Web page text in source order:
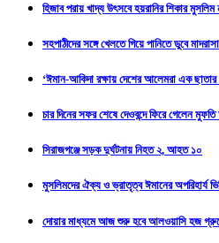
হিজাব পরায় খাদ্য উৎসবে হয়রানির শিকার মুসলিম
সহপাঠীদের সঙ্গে খেলতে গিয়ে পানিতে ডুবে
‘ঈমান-আকিদা রক্ষায় দেশের আলেমরা এক
চার দিনের সফর শেষে দেওবন্দে ফিরে গেলেন
সিরাজগঞ্জে সড়ক দুর্ঘটনায় নিহত ২, আহত‌ ১০
মুসলিমদের ঐক্য ও ভ্রাতৃত্ব ঈমানের অপরিহার্য
দোয়ার মাধ্যমে আজ শুরু হবে আলওয়াসি হজ